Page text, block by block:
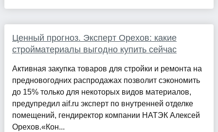
Ценный прогноз. Эксперт Орехов: какие
стройматериалы выгодно купить сейчас
Активная закупка товаров для стройки и ремонта на
предновогодних распродажах позволит сэкономить
до 15% только для некоторых видов материалов,
предупредил aif.ru эксперт по внутренней отделке
помещений, гендиректор компании НАТЭК Алексей
Орехов.«Кон...